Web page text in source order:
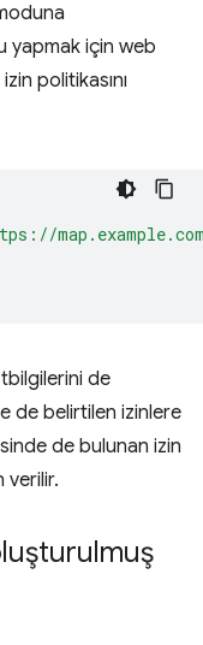
yapmak için web
politikasını
de
de belirtilen izinlere
de bulunan izin
verilir.